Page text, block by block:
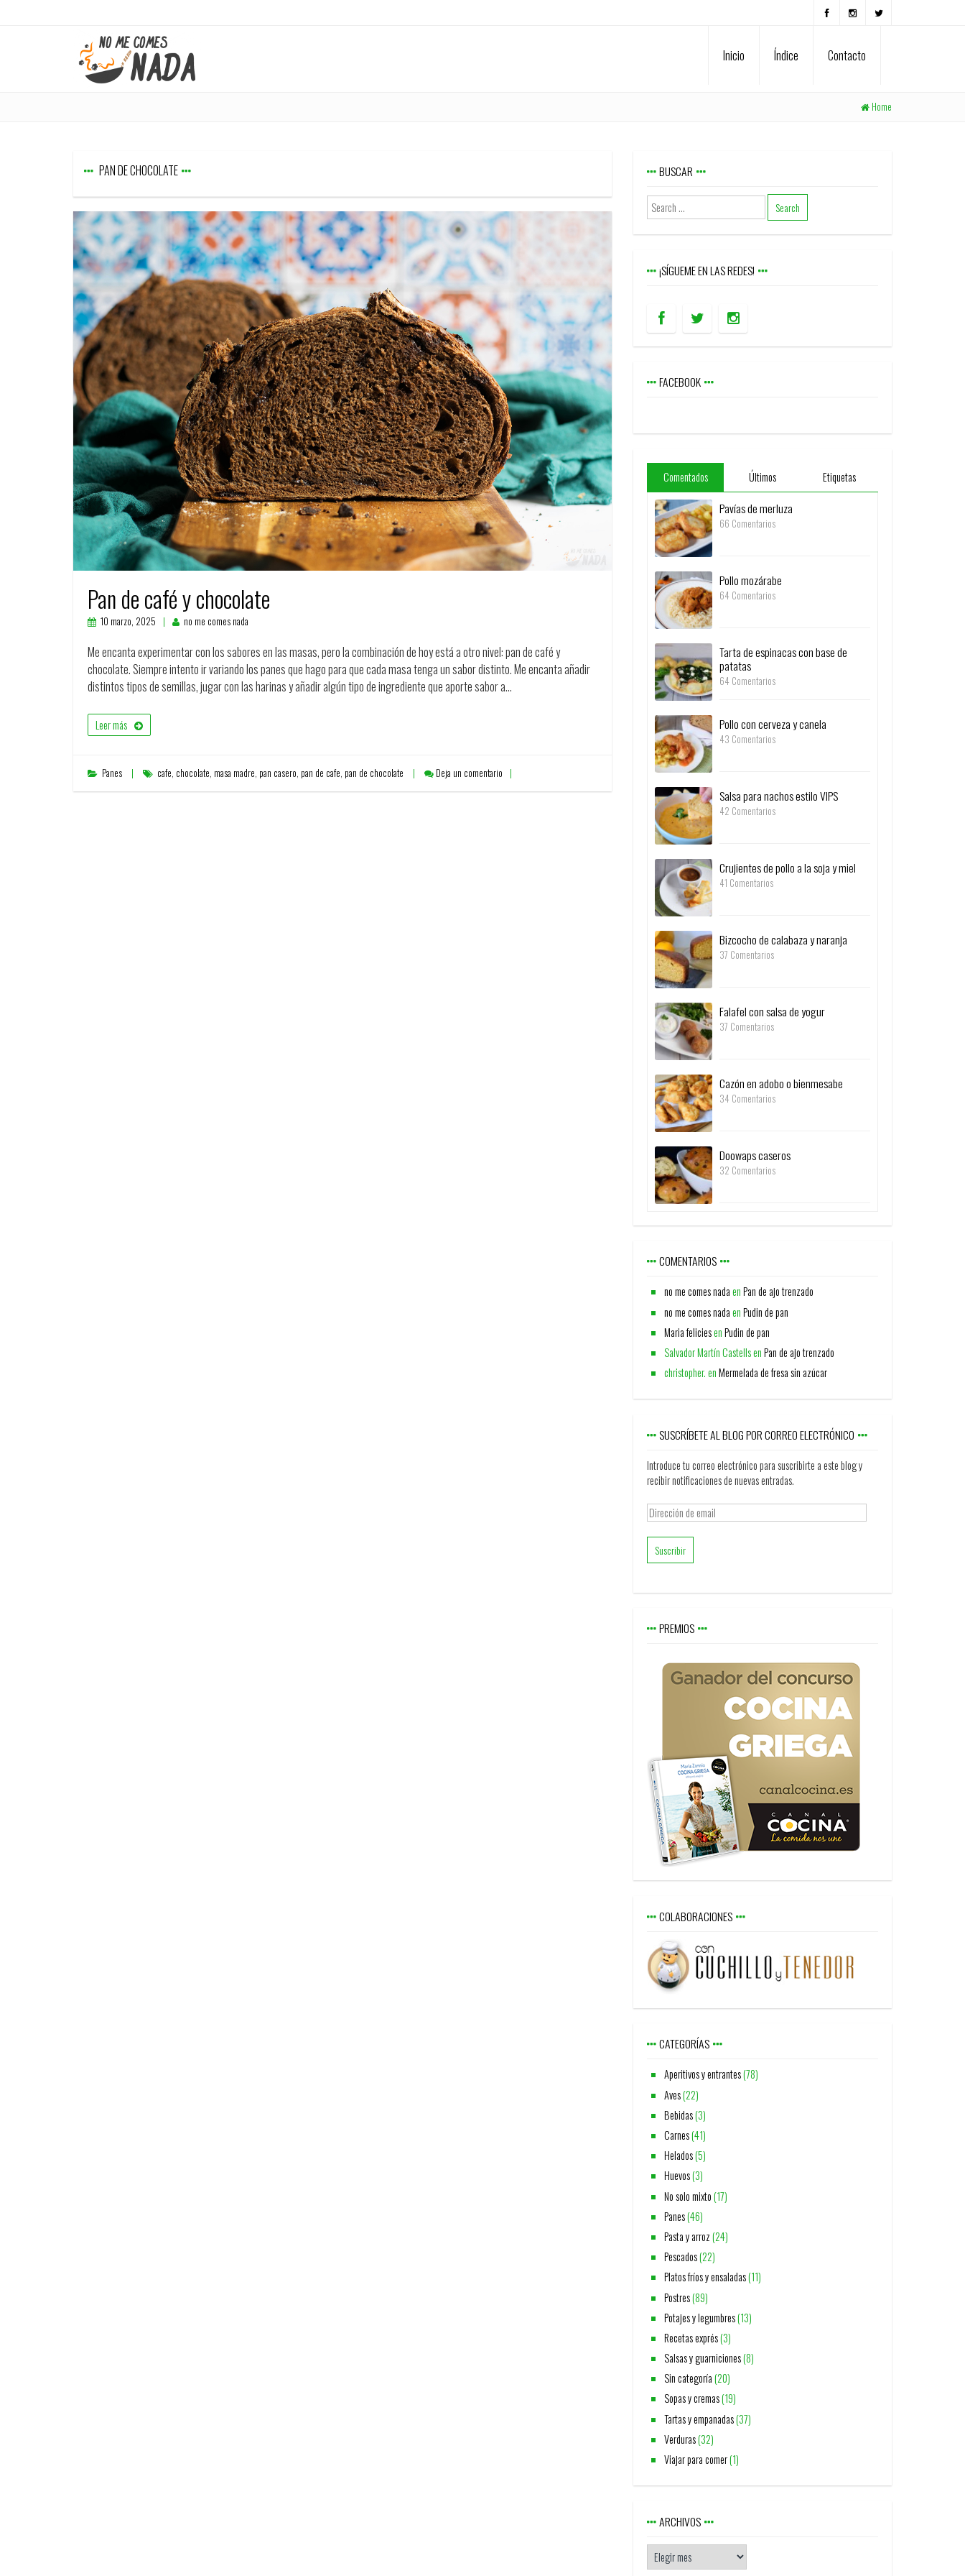
Inicio Índice Contacto
Home
PAN DE CHOCOLATE
Pan de café y chocolate
10 marzo, 2025 no me comes nada
Me encanta experimentar con los sabores en las masas, pero la combinación de hoy está a otro nivel: pan de café y
chocolate. Siempre intento ir variando los panes que hago para que cada masa tenga un sabor distinto. Me encanta añadir
distintos tipos de semillas, jugar con las harinas y añadir algún tipo de ingrediente que aporte sabor a…
Leer más
Panes cafe, chocolate, masa madre, pan casero, pan de cafe, pan de chocolate Deja un comentario
BUSCAR
¡SÍGUEME EN LAS REDES!
FACEBOOK
Comentados Últimos Etiquetas
Pavías de merluza
66 Comentarios
Pollo mozárabe
64 Comentarios
Tarta de espinacas con base de
patatas
64 Comentarios
Pollo con cerveza y canela
43 Comentarios
Salsa para nachos estilo VIPS
42 Comentarios
Crujientes de pollo a la soja y miel
41 Comentarios
Bizcocho de calabaza y naranja
37 Comentarios
Falafel con salsa de yogur
37 Comentarios
Cazón en adobo o bienmesabe
34 Comentarios
Doowaps caseros
32 Comentarios
COMENTARIOS
no me comes nadaenPan de ajo trenzado
no me comes nadaenPudin de pan
Maria feliciesenPudin de pan
Salvador Martín CastellsenPan de ajo trenzado
christopher.enMermelada de fresa sin azúcar
SUSCRÍBETE AL BLOG POR CORREO ELECTRÓNICO
Introduce tu correo electrónico para suscribirte a este blog y
recibir notificaciones de nuevas entradas.
Dirección
de
email
PREMIOS
COLABORACIONES
CATEGORÍAS
Aperitivos y entrantes(78)
Aves(22)
Bebidas(3)
Carnes(41)
Helados(5)
Huevos(3)
No solo mixto(17)
Panes(46)
Pasta y arroz(24)
Pescados(22)
Platos fríos y ensaladas(11)
Postres(89)
Potajes y legumbres(13)
Recetas exprés(3)
Salsas y guarniciones(8)
Sin categoría(20)
Sopas y cremas(19)
Tartas y empanadas(37)
Verduras(32)
Viajar para comer(1)
ARCHIVOS